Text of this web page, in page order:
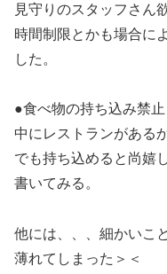
見守りのスタッフさん
時間制限とかも場合に
した。
●食べ物の持ち込み禁止
中にレストランがある
でも持ち込めると尚嬉
書いてみる。
他には、、、細かいこ
薄れてしまった＞＜